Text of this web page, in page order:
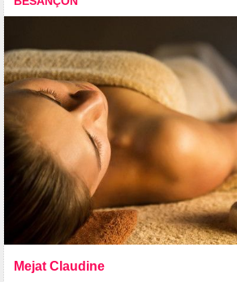
Mejat Claudine